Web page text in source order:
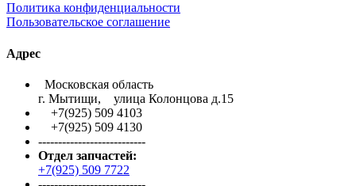
Политика конфиденциальности
Пользовательское соглашение
Адрес
Московская область
г. Мытищи, улица Колонцова д.15
+7(925) 509 4103
+7(925) 509 4130
---------------------------
Отдел запчастей:
+7(925) 509 7722